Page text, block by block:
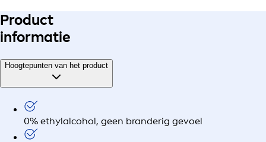
Product
informatie
Hoogtepunten van het product
0% ethylalcohol, geen branderig gevoel